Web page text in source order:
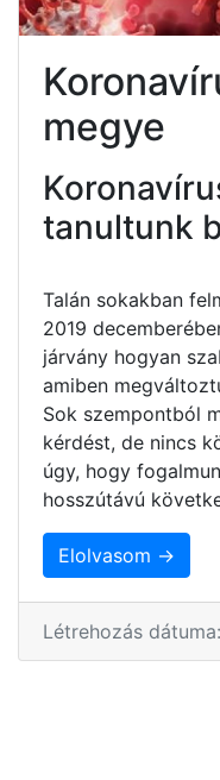
megye
tanultunk
Talán sokakban
2019
járvány hogyan
amiben
Sok szempontból
kérdést, de nincs
úgy, hogy
hosszútávú
Elolvasom →
Létrehozás